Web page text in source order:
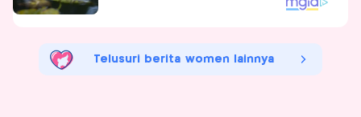
Telusuri berita women lainnya